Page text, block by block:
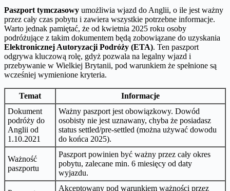
Paszport tymczasowy umożliwia wjazd do Anglii, o ile jest ważny
przez cały czas pobytu i zawiera wszystkie potrzebne informacje.
Warto jednak pamiętać, że od kwietnia 2025 roku osoby
podróżujące z takim dokumentem będą zobowiązane do uzyskania
Elektronicznej Autoryzacji Podróży (ETA). Ten paszport
odgrywa kluczową rolę, gdyż pozwala na legalny wjazd i
przebywanie w Wielkiej Brytanii, pod warunkiem że spełnione są
wcześniej wymienione kryteria.
Temat
Informacje
Dokument
podróży do
Anglii od
1.10.2021
Ważny paszport jest obowiązkowy. Dowód
osobisty nie jest uznawany, chyba że posiadasz
status settled/pre-settled (można używać dowodu
do końca 2025).
Ważność
paszportu
Paszport powinien być ważny przez cały okres
pobytu, zalecane min. 6 miesięcy od daty
wyjazdu.
Akceptowany pod warunkiem ważności przez